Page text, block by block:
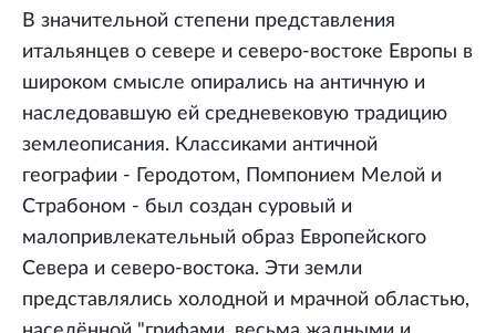
В значительной степени представления
итальянцев о севере и северо-востоке Европы в
широком смысле опирались на античную и
наследовавшую ей средневековую традицию
землеописания. Классиками античной
географии - Геродотом, Помпонием Мелой и
Страбоном - был создан суровый и
малопривлекательный образ Европейского
Севера и северо-востока. Эти земли
представлялись холодной и мрачной областью,